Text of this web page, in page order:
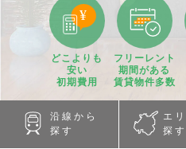
どこよりも
安い
初期費用
フリーレント
期間がある
賃貸物件多数
沿線から
探す
エ
探す